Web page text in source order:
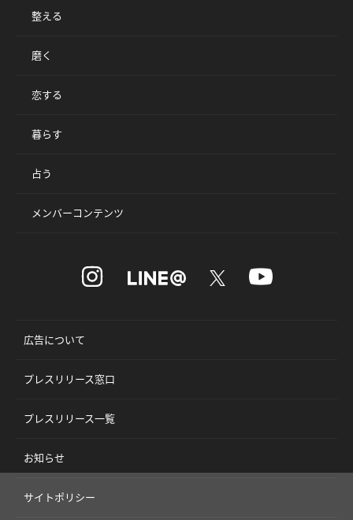
整える
磨く
恋する
暮らす
占う
メンバーコンテンツ
広告について
プレスリリース窓口
プレスリリース一覧
お知らせ
サイトポリシー